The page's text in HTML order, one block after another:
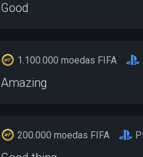
Good
1.100.000 moedas FIFA
Amazing
200.000 moedas FIFA